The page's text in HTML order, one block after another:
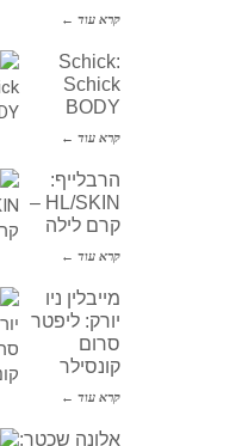
קרא עוד ←
Schick:
Schick
BODY
קרא עוד ←
הרבלייף:
HL/SKIN –
קרם לילה
קרא עוד ←
מייבלין ניו
יורק: ליפטר
סרום
קונסילר
קרא עוד ←
אלונה שכטר: